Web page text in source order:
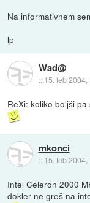
Na informativnem
lp
Wad@
:: 15. feb 2004,
ReXi: koliko boljši
mkonci
:: 15. feb 2004,
Intel Celeron 2000
dokler ne greš na